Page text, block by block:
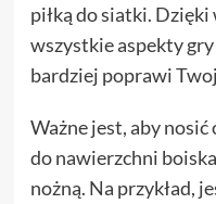
piłką do siatki.
wszystkie aspekty gry
bardziej poprawi
Ważne jest, aby
do nawierzchni
nożną. Na przykład,